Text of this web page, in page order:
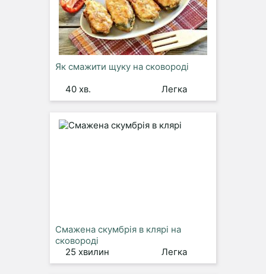
Як смажити щуку на сковороді
40 хв.
Легка
Смажена скумбрія в клярі на
сковороді
25 хвилин
Легка